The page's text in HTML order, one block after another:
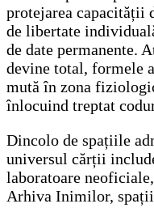
protejarea capacității
de libertate
de date permanente.
devine total, formele
mută în zona
înlocuind treptat
Dincolo de spațiile
universul cărții
laboratoare
Arhiva Inimilor,